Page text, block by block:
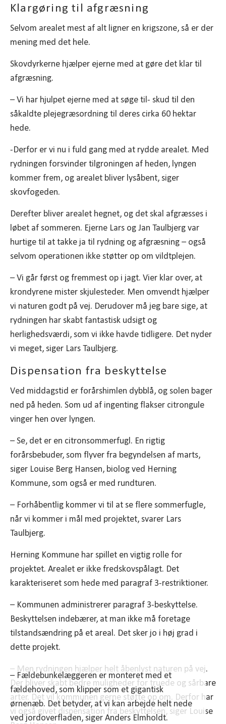
Klargøring til afgræsning
Selvom arealet mest af alt ligner en krigszone, så er der
mening med det hele.
Skovdyrkerne hjælper ejerne med at gøre det klar til
afgræsning.
– Vi har hjulpet ejerne med at søge til- skud til den
såkaldte plejegræsordning til deres cirka 60 hektar
hede.
-Derfor er vi nu i fuld gang med at rydde arealet. Med
rydningen forsvinder tilgroningen af heden, lyngen
kommer frem, og arealet bliver lysåbent, siger
skovfogeden.
Derefter bliver arealet hegnet, og det skal afgræsses i
løbet af sommeren. Ejerne Lars og Jan Taulbjerg var
hurtige til at takke ja til rydning og afgræsning – også
selvom operationen ikke støtter op om vildtplejen.
– Vi går først og fremmest op i jagt. Vier klar over, at
krondyrene mister skjulesteder. Men omvendt hjælper
vi naturen godt på vej. Derudover må jeg bare sige, at
rydningen har skabt fantastisk udsigt og
herlighedsværdi, som vi ikke havde tidligere. Det nyder
vi meget, siger Lars Taulbjerg.
Dispensation fra beskyttelse
Ved middagstid er forårshimlen dybblå, og solen bager
ned på heden. Som ud af ingenting flakser citrongule
vinger hen over lyngen.
– Se, det er en citronsommerfugl. En rigtig
forårsbebuder, som flyver fra begyndelsen af marts,
siger Louise Berg Hansen, biolog ved Herning
Kommune, som også er med rundturen.
– Forhåbentlig kommer vi til at se flere sommerfugle,
når vi kommer i mål med projektet, svarer Lars
Taulbjerg.
Herning Kommune har spillet en vigtig rolle for
projektet. Arealet er ikke fredskovspålagt. Det
karakteriseret som hede med paragraf 3-restriktioner.
– Kommunen administrerer paragraf 3-beskyttelse.
Beskyttelsen indebærer, at man ikke må foretage
tilstandsændring på et areal. Det sker jo i høj grad i
dette projekt.
– Men rydningen hjælper helt åbenlyst naturen på vej.
Der bliver skabt bedre muligheder for truede og sårbare
arter. Det vil kommunen gerne støtte op om. Derfor har
vi også givet dispensation fra beskyttelsen, siger Louise
– Fældebunkelæggeren er monteret med et
fældehoved, som klipper som et gigantisk
ørnenæb. Det betyder, at vi kan arbejde helt nede
ved jordoverfladen, siger Anders Elmholdt.